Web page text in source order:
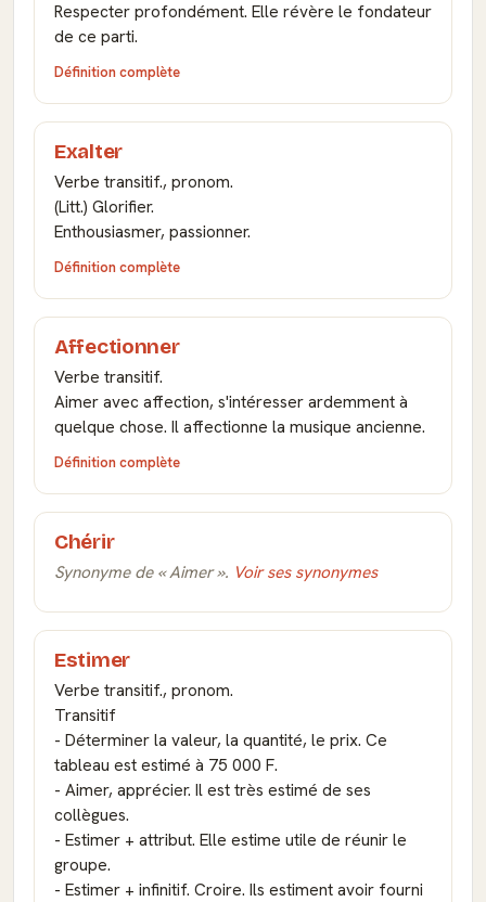
Respecter profondément. Elle révère le fondateur
de ce parti.
Définition complète
Exalter
Verbe transitif., pronom.
(Litt.) Glorifier.
Enthousiasmer, passionner.
Définition complète
Affectionner
Verbe transitif.
Aimer avec affection, s'intéresser ardemment à
quelque chose. Il affectionne la musique ancienne.
Définition complète
Chérir
Synonyme de « Aimer ». Voir ses synonymes
Estimer
Verbe transitif., pronom.
Transitif
- Déterminer la valeur, la quantité, le prix. Ce
tableau est estimé à 75 000 F.
- Aimer, apprécier. Il est très estimé de ses
collègues.
- Estimer + attribut. Elle estime utile de réunir le
groupe.
- Estimer + infinitif. Croire. Ils estiment avoir fourni